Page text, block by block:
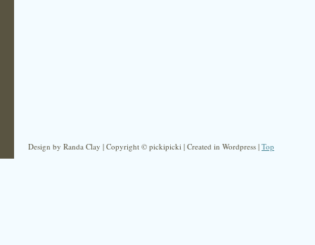
Design by Randa Clay | Copyright © pickipicki | Created in Wordpress | Top